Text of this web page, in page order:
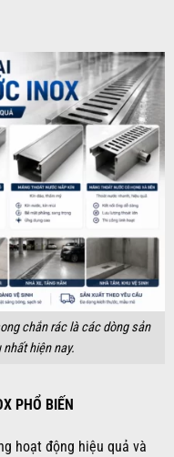
chắn rác là các dòng sản
hiện nay.
PHỔ BIẾN
hoạt động hiệu quả và